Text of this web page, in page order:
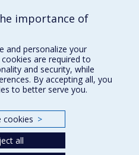
importance of
and personalize your
are required to
and security, while
By accepting all, you
to better serve you.
cookies >
all